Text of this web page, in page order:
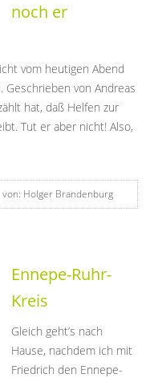
noch er
vom heutigen Abend
Geschrieben von Andreas
hat, daß Helfen zur
Tut er aber nicht! Also,
von: Holger Brandenburg
Ennepe-Ruhr-
Kreis
Gleich geht’s nach
Hause, nachdem ich mit
Friedrich den Ennepe-